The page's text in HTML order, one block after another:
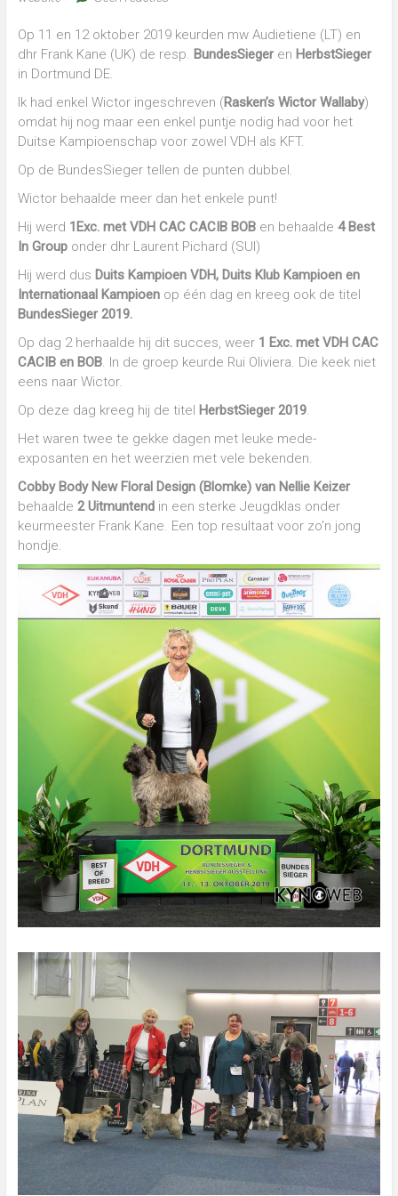
in
Nieuwediep,
Drenthe
Op 11 en 12 oktober 2019 keurden mw Audietiene (LT) en
dhr Frank Kane (UK) de resp. BundesSiegeren HerbstSieger
in Dortmund DE.
Ik had enkel Wictor ingeschreven (Rasken’s Wictor Wallaby)
omdat hij nog maar een enkel puntje nodig had voor het
Duitse Kampioenschap voor zowel VDH als KFT.
Op de BundesSieger tellen de punten dubbel.
Wictor behaalde meer dan het enkele punt!
Hij werd 1Exc. met VDH CAC CACIB BOBen behaalde 4 Best
In Grouponder dhr Laurent Pichard (SUI)
Hij werd dus Duits Kampioen VDH, Duits Klub Kampioen en
Internationaal Kampioenop één dag en kreeg ook de titel
BundesSieger 2019.
Op dag 2 herhaalde hij dit succes, weer 1 Exc. met VDH CAC
CACIB en BOB. In de groep keurde Rui Oliviera. Die keek niet
eens naar Wictor.
Op deze dag kreeg hij de titel HerbstSieger 2019.
Het waren twee te gekke dagen met leuke mede-
exposanten en het weerzien met vele bekenden.
Cobby Body New Floral Design (Blomke) van Nellie Keizer
behaalde 2 Uitmuntendin een sterke Jeugdklas onder
keurmeester Frank Kane. Een top resultaat voor zo’n jong
hondje.